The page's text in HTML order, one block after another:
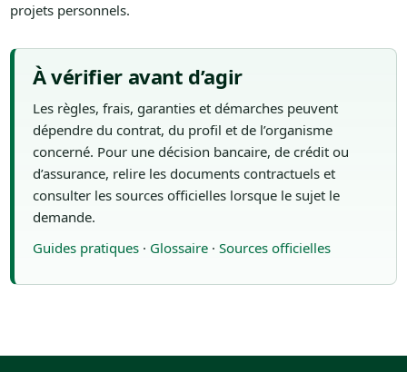
projets personnels.
À vérifier avant d’agir
Les règles, frais, garanties et démarches peuvent
dépendre du contrat, du profil et de l’organisme
concerné. Pour une décision bancaire, de crédit ou
d’assurance, relire les documents contractuels et
consulter les sources officielles lorsque le sujet le
demande.
Guides pratiques· Glossaire· Sources officielles